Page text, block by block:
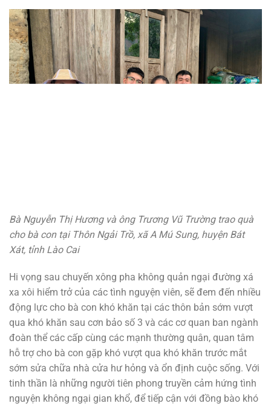
Bà Nguyễn Thị Hương và ông Trương Vũ Trường trao quà
cho bà con tại Thôn Ngải Trồ, xã A Mú Sung, huyện Bát
Xát, tỉnh Lào Cai
Hi vọng sau chuyến xông pha không quản ngại đường xá
xa xôi hiểm trở của các tình nguyện viên, sẽ đem đến nhiều
động lực cho bà con khó khăn tại các thôn bản sớm vượt
qua khó khăn sau cơn bảo số 3 và các cơ quan ban ngành
đoàn thể các cấp cùng các mạnh thường quân, quan tâm
hỗ trợ cho bà con gặp khó vượt qua khó khăn trước mắt
sớm sửa chữa nhà cửa hư hỏng và ổn định cuộc sống. Với
tinh thần là những người tiên phong truyền cảm hứng tình
nguyện không ngại gian khổ, để tiếp cận với đồng bào khó